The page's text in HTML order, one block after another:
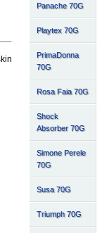
Panache 70G
Playtex 70G
PrimaDonna
70G
Rosa Faia 70G
Shock
Absorber 70G
Simone Perele
70G
Susa 70G
Triumph 70G